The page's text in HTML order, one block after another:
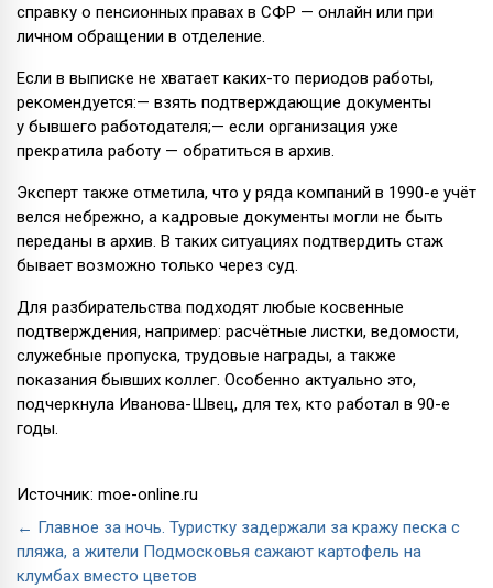
справку о пенсионных правах в СФР — онлайн или при
личном обращении в отделение.
Если в выписке не хватает каких-то периодов работы,
рекомендуется:— взять подтверждающие документы
у бывшего работодателя;— если организация уже
прекратила работу — обратиться в архив.
Эксперт также отметила, что у ряда компаний в 1990-е учёт
велся небрежно, а кадровые документы могли не быть
переданы в архив. В таких ситуациях подтвердить стаж
бывает возможно только через суд.
Для разбирательства подходят любые косвенные
подтверждения, например: расчётные листки, ведомости,
служебные пропуска, трудовые награды, а также
показания бывших коллег. Особенно актуально это,
подчеркнула Иванова-Швец, для тех, кто работал в 90-е
годы.
Источник: moe-online.ru
← Главное за ночь. Туристку задержали за кражу песка с
пляжа, а жители Подмосковья сажают картофель на
клумбах вместо цветов